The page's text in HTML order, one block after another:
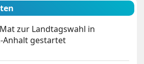
zur Landtagswahl in
Anhalt gestartet